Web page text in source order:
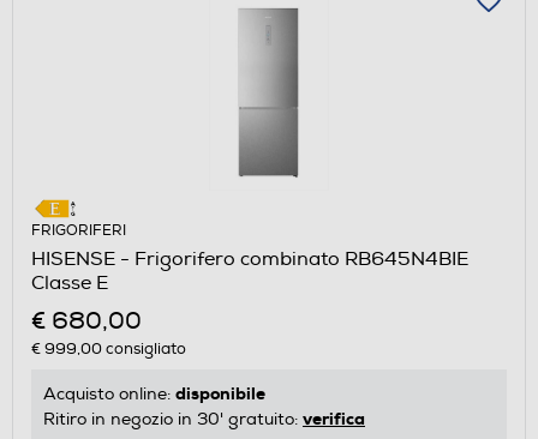
FRIGORIFERI
HISENSE - Frigorifero combinato RB645N4BIE
Classe E
€ 680,00
€ 999,00consigliato
Acquisto online: disponibile
Ritiro in negozio in 30' gratuito: verifica